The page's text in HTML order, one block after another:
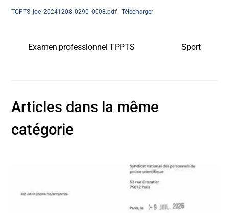
TCPTS_joe_20241208_0290_0008.pdf Télécharger
Examen professionnel TPPTS Sport
Articles dans la même
catégorie